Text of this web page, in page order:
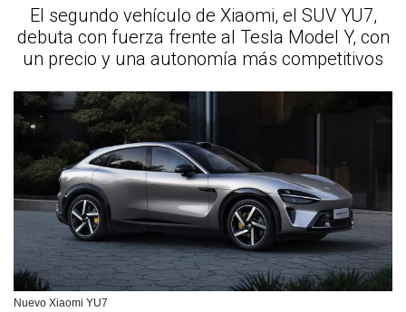
El segundo vehículo de Xiaomi, el SUV YU7,
debuta con fuerza frente al Tesla Model Y, con
un precio y una autonomía más competitivos
Nuevo Xiaomi YU7